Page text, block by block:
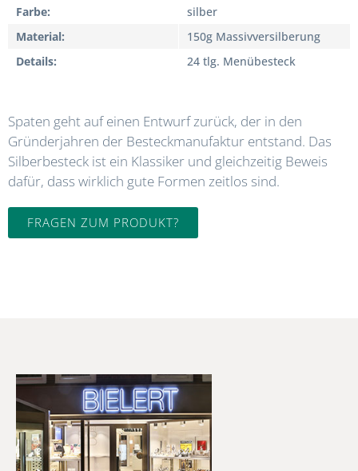
Farbe
silber
Material
150g Massivversilberung
Details
24 tlg. Menübesteck
Spaten geht auf einen Entwurf zurück, der in den
Gründerjahren der Besteckmanufaktur entstand. Das
Silberbesteck ist ein Klassiker und gleichzeitig Beweis
dafür, dass wirklich gute Formen zeitlos sind.
FRAGEN ZUM PRODUKT?